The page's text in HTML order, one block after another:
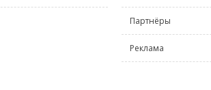
Партнёры
Реклама